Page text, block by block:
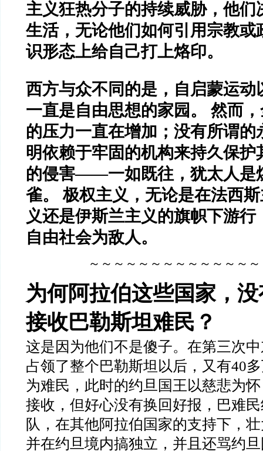
主义狂热分子的持续威胁，他们
生活，无论他们如何引用宗教或
识形态上给自己打上烙印。
西方与众不同的是，自启蒙运动
一直是自由思想的家园。 然而
的压力一直在增加；没有所谓的
明依赖于牢固的机构来持久保护
的侵害——一如既往，犹太人是
雀。 极权主义，无论是在法西
义还是伊斯兰主义的旗帜下游行
自由社会为敌人。
～～～～～～～～～～～～～
为何阿拉伯这些国家，
接收巴勒斯坦难民？
这是因为他们不是傻子。在第三次
占领了整个巴勒斯坦以后，又有40
为难民，此时的约旦国王以慈悲为
接收，但好心没有换回好报，巴难
队，在其他阿拉伯国家的支持下，
并在约旦境内搞独立，并且还骂约